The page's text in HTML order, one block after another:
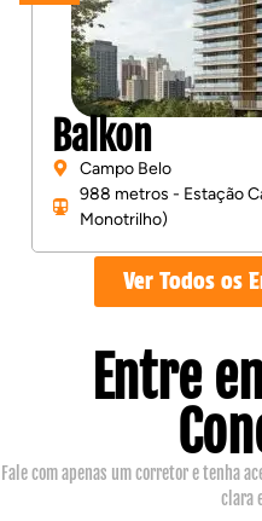
Balkon
Campo Belo
988 metros - Estação
Monotrilho)
Ver Todos os
Entre
Fale com apenas um corretor e tenha
clara